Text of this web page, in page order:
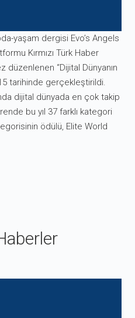
yaşam dergisi Evo’s Angels
Kırmızı Türk Haber
düzenlenen “Dijital Dünyanın
tarihinde gerçekleştirildi.
dijital dünyada en çok takip
bu yıl 37 farklı kategori
ödülü, Elite World